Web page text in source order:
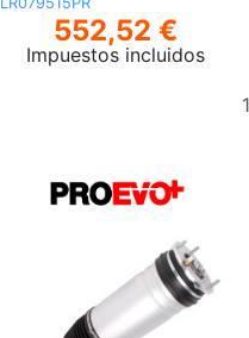
Añadir
al
552,52 €
Impuestos incluidos